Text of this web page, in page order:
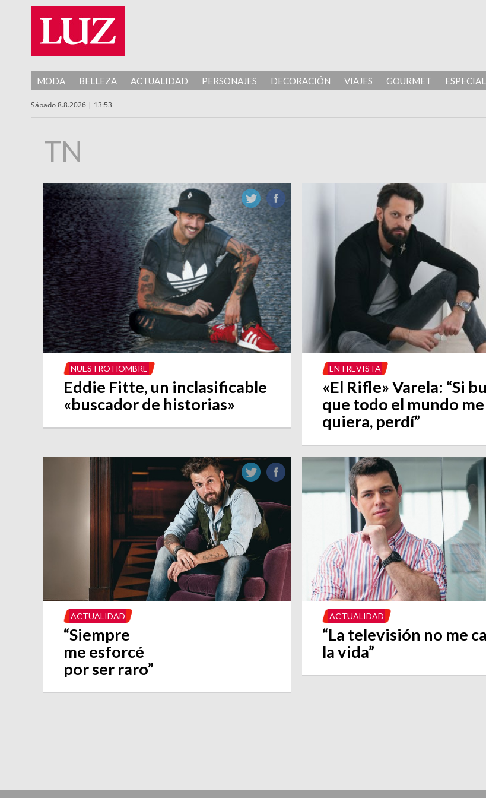
MODA BELLEZA ACTUALIDAD PERSONAJES DECORACIÓN VIAJES GOURMET
Sábado 8.8.2026 | 13:53
TN
NUESTRO HOMBRE
Eddie Fitte, un inclasificable
«buscador de historias»
ENTREVISTA
«El Rifle» Varela: “Si
que todo el mundo me
quiera, perdí”
ACTUALIDAD
“Siempre
me esforcé
por ser raro”
ACTUALIDAD
“La televisión no me
la vida”